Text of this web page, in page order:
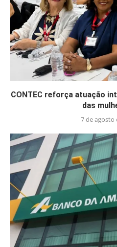
CONTEC reforça atuação
das
7 de agosto